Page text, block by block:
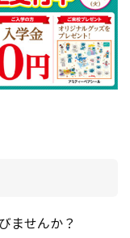
ませんか？